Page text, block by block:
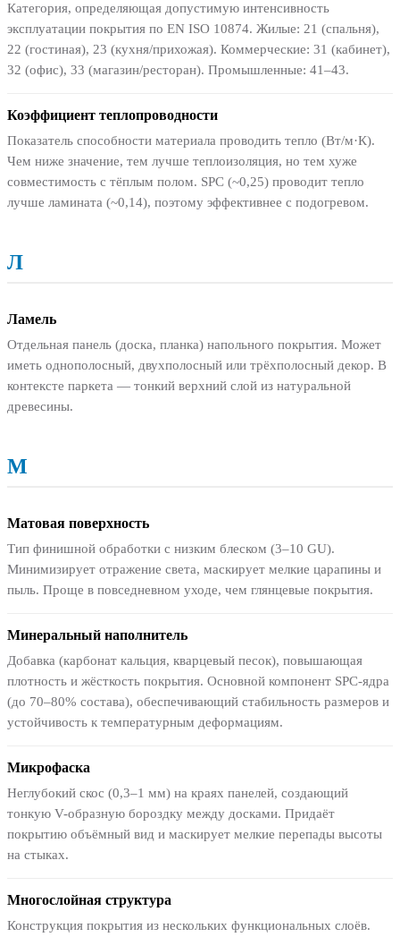
Категория, определяющая допустимую интенсивность
эксплуатации покрытия по EN ISO 10874. Жилые: 21 (спальня),
22 (гостиная), 23 (кухня/прихожая). Коммерческие: 31 (кабинет),
32 (офис), 33 (магазин/ресторан). Промышленные: 41–43.
Коэффициент теплопроводности
Показатель способности материала проводить тепло (Вт/м·К).
Чем ниже значение, тем лучше теплоизоляция, но тем хуже
совместимость с тёплым полом. SPC (~0,25) проводит тепло
лучше ламината (~0,14), поэтому эффективнее с подогревом.
Л
Ламель
Отдельная панель (доска, планка) напольного покрытия. Может
иметь однополосный, двухполосный или трёхполосный декор. В
контексте паркета — тонкий верхний слой из натуральной
древесины.
М
Матовая поверхность
Тип финишной обработки с низким блеском (3–10 GU).
Минимизирует отражение света, маскирует мелкие царапины и
пыль. Проще в повседневном уходе, чем глянцевые покрытия.
Минеральный наполнитель
Добавка (карбонат кальция, кварцевый песок), повышающая
плотность и жёсткость покрытия. Основной компонент SPC-ядра
(до 70–80% состава), обеспечивающий стабильность размеров и
устойчивость к температурным деформациям.
Микрофаска
Неглубокий скос (0,3–1 мм) на краях панелей, создающий
тонкую V-образную бороздку между досками. Придаёт
покрытию объёмный вид и маскирует мелкие перепады высоты
на стыках.
Многослойная структура
Конструкция покрытия из нескольких функциональных слоёв.